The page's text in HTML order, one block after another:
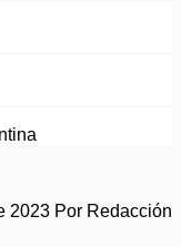
2023 Por Redacción